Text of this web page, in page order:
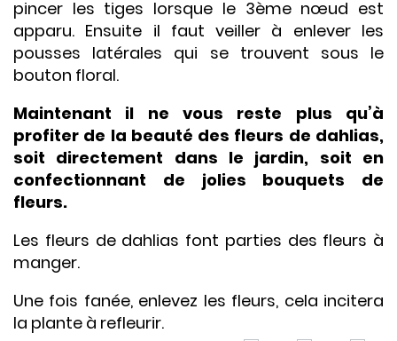
pincer les tiges lorsque le 3ème nœud est
apparu. Ensuite il faut veiller à enlever les
pousses latérales qui se trouvent sous le
bouton floral.
Maintenant il ne vous reste plus qu’à
profiter de la beauté des fleurs de dahlias,
soit directement dans le jardin, soit en
confectionnant de jolies bouquets de
fleurs.
Les fleurs de dahlias font parties des fleurs à
manger.
Une fois fanée, enlevez les fleurs, cela incitera
la plante à refleurir.